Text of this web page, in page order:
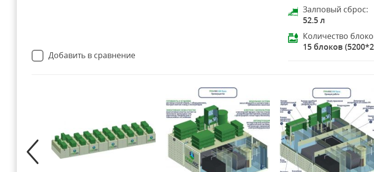
Добавить в сравнение
Залповый сброс:
52.5 л
Количество
15 блоков